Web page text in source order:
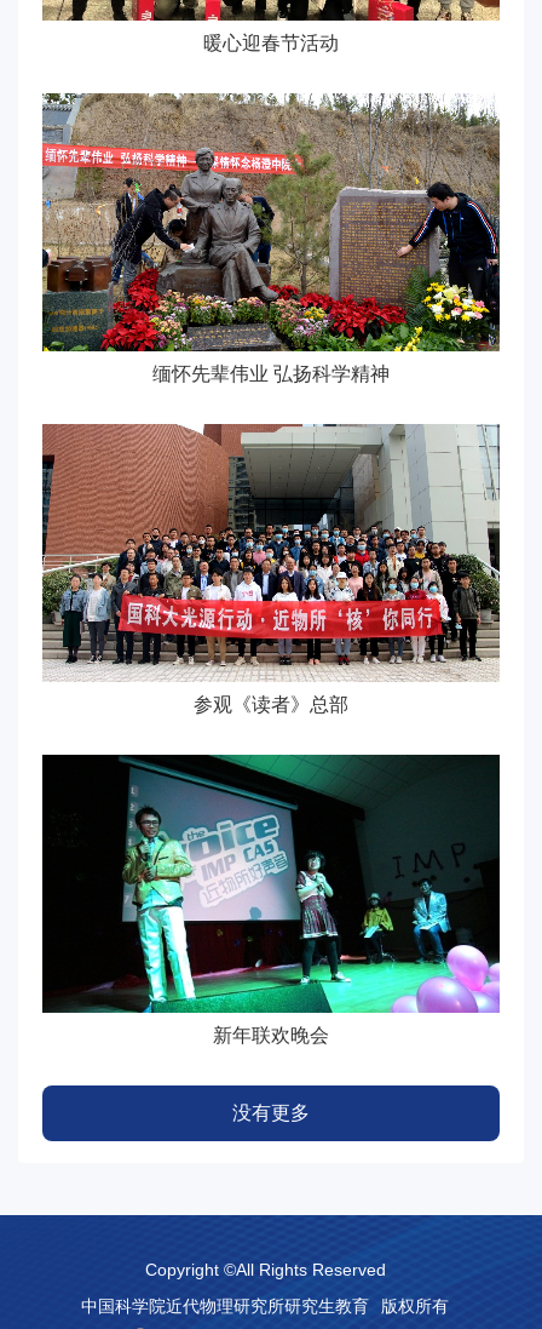
暖心迎春节活动
缅怀先辈伟业 弘扬科学精神
参观《读者》总部
新年联欢晚会
没有更多
Copyright ©All Rights Reserved
中国科学院近代物理研究所研究生教育
版权所有